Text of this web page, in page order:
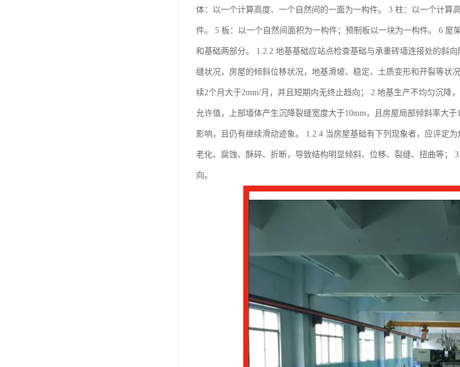
体：以一个计算高度、一个自然间的一面为一构件。 3 柱：以一个计
件。 5 板：以一个自然间面积为一构件；预制板以一块为一构件。 6
和基础两部分。 1.2.2 地基基础应站点检查基础与承重砖墙连接处的斜
缝状况，房屋的倾斜位移状况，地基滑坡、稳定、土质变形和开裂等状
续2个月大于2mm/月，并且短期内无终止趋向； 2 地基生产不均匀沉降
允许值，上部墙体产生沉降裂缝宽度大于10mm，且房屋局部倾斜率大
影响，且仍有继续滑动迹象。 1.2.4 当房屋基础有下列现象者，应评定
老化、腐蚀、酥碎、折断，导致结构明显倾斜、位移、裂缝、扭曲等；
向。